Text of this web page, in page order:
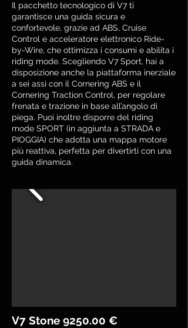
Il pacchetto tecnologico di V7 ti
garantisce una guida sicura e
confortevole, grazie ad ABS, Cruise
Control e acceleratore elettronico Ride-
by-Wire, che ottimizza i consumi e abilita i
riding mode. Scegliendo V7 Sport, hai a
disposizione anche la piattaforma inerziale
a sei assi con il Cornering ABS e il
Cornering Traction Control, per regolare
frenata e trazione in base all’angolo di
piega. Puoi inoltre disporre del riding
mode SPORT (in aggiunta a STRADA e
PIOGGIA) che adotta una mappa motore
più reattiva, perfetta per divertirti con una
guida dinamica.
V7 Stone 9250.00 €